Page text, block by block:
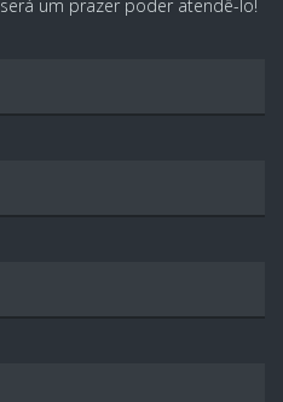
um prazer poder atendê-lo!